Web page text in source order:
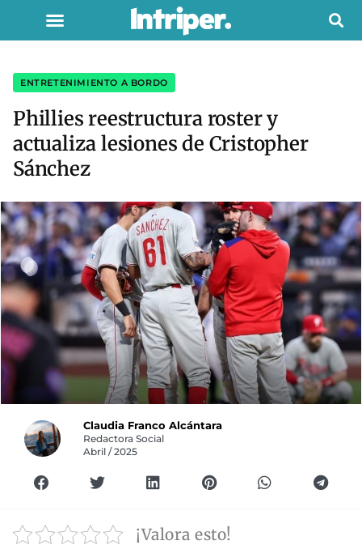
ENTRETENIMIENTO A BORDO
Phillies reestructura roster y
actualiza lesiones de Cristopher
Sánchez
Claudia Franco Alcántara
Redactora Social
Abril / 2025
¡Valora esto!